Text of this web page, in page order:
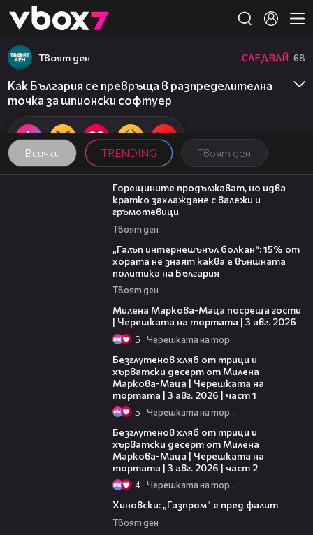
👾
Всички TRENDING Твоят ден
Твоят ден СЛЕДВАЙ 68
Как България се превръща в разпределителна
точка за шпионски софтуер
02:31
Горещините продължават, но идва
кратко захлаждане с валежи и
гръмотевици
Твоят ден
„Галъп интернешънъл болкан“: 15% от
хората не знаят каква е външната
политика на България
Твоят ден
Милена Маркова-Маца посреща гости
| Черешката на тортата | 3 авг. 2026
5 Черешката на тортата
Безглутенов хляб от трици и
хърватски десерт от Милена
Маркова-Маца | Черешката на
тортата | 3 авг. 2026 | част 1
5 Черешката на тортата
Безглутенов хляб от трици и
хърватски десерт от Милена
Маркова-Маца | Черешката на
тортата | 3 авг. 2026 | част 2
4 Черешката на тортата
Хиновски: „Газпром” е пред фалит
Твоят ден